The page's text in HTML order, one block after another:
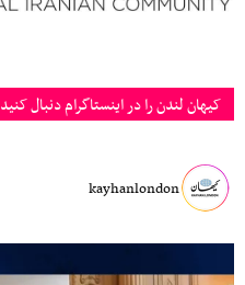
کیهان لندن را در اینستاگرام دنبال کنید
kayhanlondon